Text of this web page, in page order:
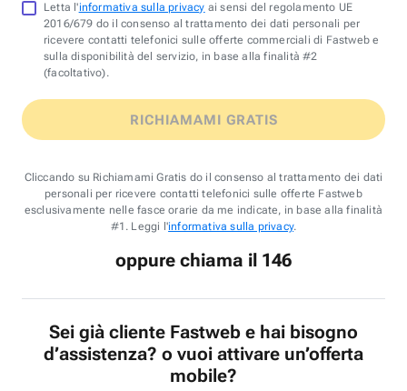
Letta l'informativa sulla privacy ai sensi del regolamento UE
2016/679 do il consenso al trattamento dei dati personali per
ricevere contatti telefonici sulle offerte commerciali di Fastweb e
sulla disponibilità del servizio, in base alla finalità #2
(facoltativo).
RICHIAMAMI GRATIS
Cliccando su Richiamami Gratis do il consenso al trattamento dei dati
personali per ricevere contatti telefonici sulle offerte Fastweb
esclusivamente nelle fasce orarie da me indicate, in base alla finalità
#1. Leggi l'informativa sulla privacy.
oppure chiama il 146
Sei già cliente Fastweb e hai bisogno
d’assistenza? o vuoi attivare un’offerta
mobile?